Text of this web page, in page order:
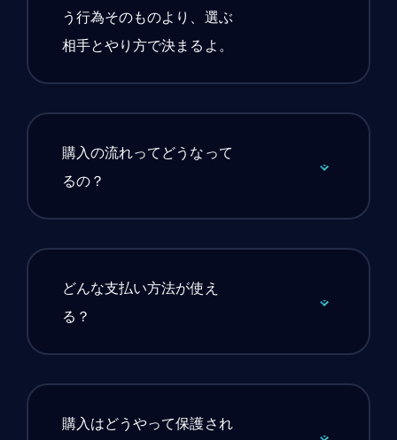
う行為そのものより、選ぶ
相手とやり方で決まるよ。
購入の流れってどうなって
るの？
どんな支払い方法が使え
る？
購入はどうやって保護され